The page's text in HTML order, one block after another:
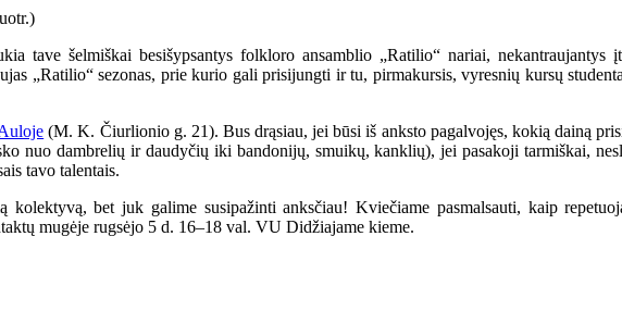
tave šelmiškai besišypsantys folkloro ansamblio „Ratilio“ nariai,
„Ratilio“ sezonas, prie kurio gali prisijungti ir tu, pirmakursis, vyresnių kursų
(M. K. Čiurlionio g. 21). Bus drąsiau, jei būsi iš anksto pagalvojęs, kokią dainą
nuo dambrelių ir daudyčių iki bandonijų, smuikų, kanklių), jei pasakoji tarmiškai,
tavo talentais.
kolektyvą, bet juk galime susipažinti anksčiau! Kviečiame pasmalsauti, kaip
mugėje rugsėjo 5 d. 16–18 val. VU Didžiajame kieme.